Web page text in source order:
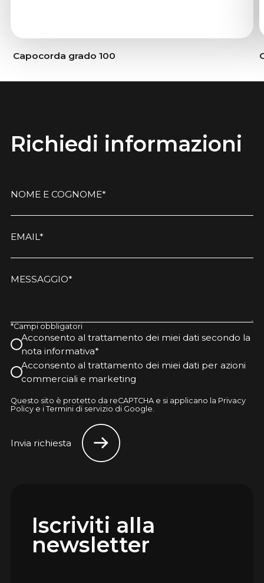
Capocorda grado 100
Richiedi informazioni
NOME E COGNOME*
EMAIL*
MESSAGGIO*
*Campi obbligatori
Acconsento al trattamento dei miei dati secondo la
nota informativa*
Acconsento al trattamento dei miei dati per azioni
commerciali e marketing
Questo sito è protetto da reCAPTCHA e si applicano la Privacy
Policy e i Termini di servizio di Google.
Invia richiesta
Iscriviti alla
newsletter